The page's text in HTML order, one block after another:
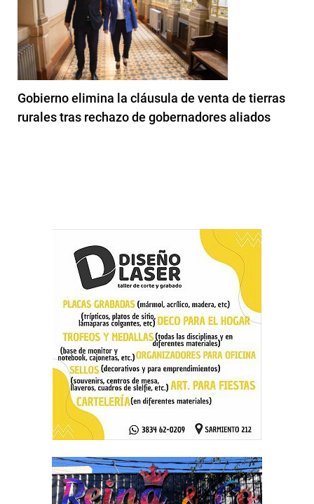
Gobierno elimina la cláusula de venta de tierras
rurales tras rechazo de gobernadores aliados